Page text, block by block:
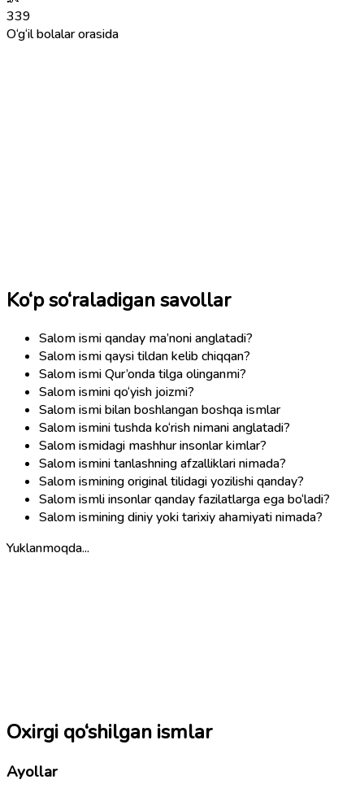
339
O‘g‘il bolalar orasida
Ko‘p so‘raladigan savollar
Salom ismi qanday ma’noni anglatadi?
Salom ismi qaysi tildan kelib chiqqan?
Salom ismi Qur’onda tilga olinganmi?
Salom ismini qo‘yish joizmi?
Salom ismi bilan boshlangan boshqa ismlar
Salom ismini tushda ko‘rish nimani anglatadi?
Salom ismidagi mashhur insonlar kimlar?
Salom ismini tanlashning afzalliklari nimada?
Salom ismining original tilidagi yozilishi qanday?
Salom ismli insonlar qanday fazilatlarga ega bo‘ladi?
Salom ismining diniy yoki tarixiy ahamiyati nimada?
Yuklanmoqda...
Oxirgi qo‘shilgan ismlar
Ayollar